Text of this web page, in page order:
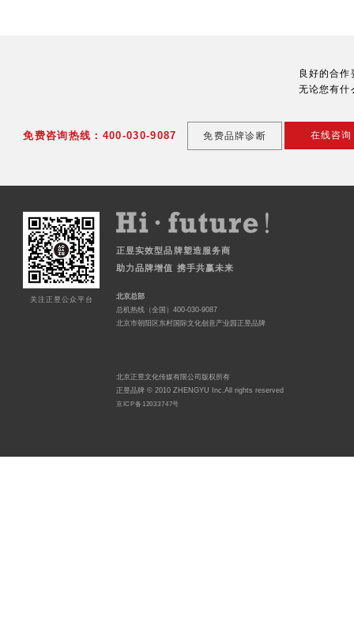
良好的合
无论您有什
免费咨询热线：400-030-9087 免费品牌诊断 在线咨询
关注正昱公众平台
正昱实效型品牌塑造服务商
助力品牌增值 携手共赢未来
北京总部
总机热线（全国）400-030-9087
北京市朝阳区东村国际文化创意产业园正昱品牌
北京正昱文化传媒有限公司版权所有
正昱品牌 © 2010 ZHENGYU Inc.All rights reserved
京ICP备12033747号